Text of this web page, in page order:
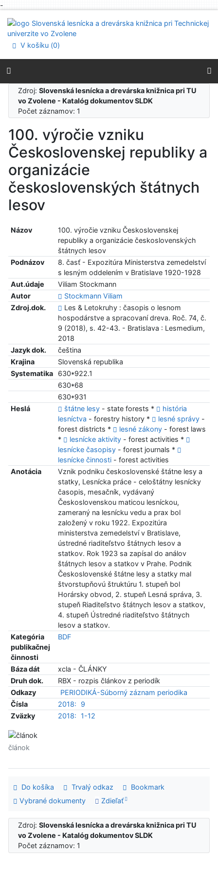
-
Prejsť na menu
Prehlásenie o webovej prístupnosti
V košíku (0)
Zdroj:Slovenská lesnícka a drevárska knižnica pri TU
vo Zvolene - Katalóg dokumentov SLDK
Počet záznamov: 1
100. výročie vzniku
Československej republiky a
organizácie
československých štátnych
lesov
Názov
100. výročie vzniku Československej
republiky a organizácie československých
štátnych lesov
Podnázov
8. časť - Expozitúra Ministerstva zemedelství
s lesným oddelením v Bratislave 1920-1928
Aut.údaje
Viliam Stockmann
Autor
Stockmann Viliam
Zdroj.dok.
Les & Letokruhy : časopis o lesnom
hospodárstve a spracovaní dreva. Roč. 74, č.
9 (2018), s. 42-43. - Bratislava : Lesmedium,
2018
Jazyk dok.
čeština
Krajina
Slovenská republika
Systematika
630*922.1
630*68
630*931
Heslá
štátne lesy- state forests *
história
lesníctva - forestry history * lesné správy-
forest districts *
lesné zákony- forest laws
*
lesnícke aktivity- forest activities *
lesnícke časopisy- forest journals *
lesnícke činnosti- forest activities
Anotácia
Vznik podniku československé štátne lesy a
statky, Lesnícka práce - celoštátny lesnícky
časopis, mesačník, vydávaný
Československou maticou lesníckou,
zameraný na lesnícku vedu a prax bol
založený v roku 1922. Expozitúra
ministerstva zemedelství v Bratislave,
ústredné riaditeľstvo štátnych lesov a
statkov. Rok 1923 sa zapísal do análov
štátnych lesov a statkov v Prahe. Podnik
Československé štátne lesy a statky mal
štvorstupňovú štruktúru 1. stupeň bol
Horársky obvod, 2. stupeň Lesná správa, 3.
stupeň Riaditeľstvo štátnych lesov a statkov,
4. stupeň Ústredné riaditeľstvo štátnych
lesov a statkov.
Kategória
publikačnej
činnosti
BDF
Báza dát
xcla - ČLÁNKY
Druh dok.
RBX - rozpis článkov z periodík
Odkazy
PERIODIKÁ-Súborný záznam periodika
Čísla
2018:
9
Zväzky
2018: 1-12
článok
Do košíka Trvalý odkaz
Bookmark
Vybrané dokumenty
Zdieľať
Zdroj:Slovenská lesnícka a drevárska knižnica pri TU
vo Zvolene - Katalóg dokumentov SLDK
Počet záznamov: 1